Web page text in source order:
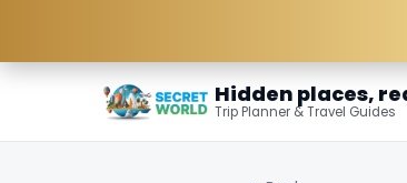
Hidden places,
Trip Planner & Travel Guides